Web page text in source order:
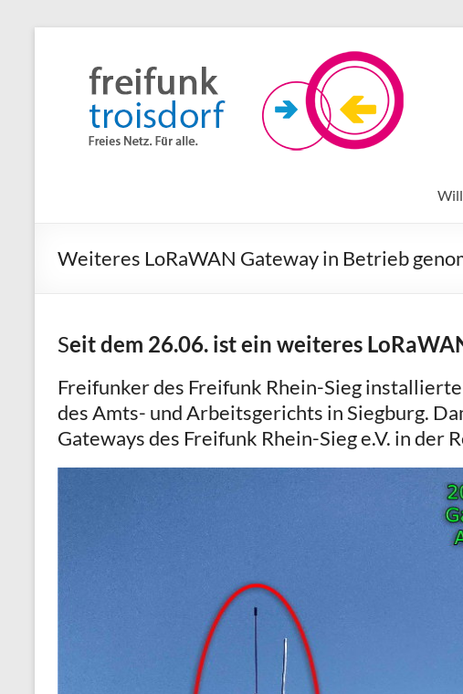
Freifunk
Troisdorf
Freies
Weiteres LoRaWAN Gateway in Betrieb
Seit dem 26.06. ist ein weiteres
Freifunker des Freifunk Rhein-Sieg
des Amts- und Arbeitsgerichts in Siegburg.
Gateways des Freifunk Rhein-Sieg e.V. in der